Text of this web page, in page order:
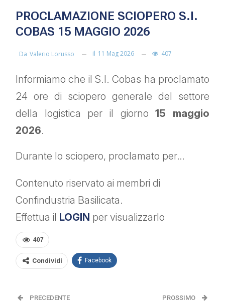
PROCLAMAZIONE SCIOPERO S.I.
COBAS 15 MAGGIO 2026
Da Valerio Lorusso il 11 Mag 2026 407
Informiamo che il S.I. Cobas ha proclamato
24 ore di sciopero generale del settore
della logistica per il giorno15 maggio
2026.
Durante lo sciopero, proclamato per…
Contenuto riservato ai membri di
Confindustria Basilicata.
Effettua il LOGIN per visualizzarlo
407
Condividi Facebook
PRECEDENTE PROSSIMO